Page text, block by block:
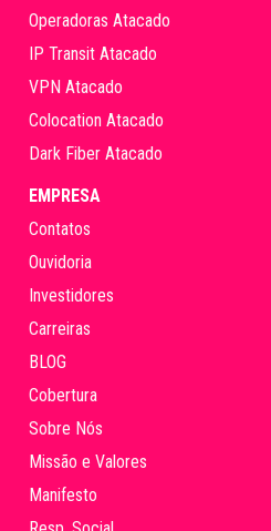
Operadoras Atacado
IP Transit Atacado
VPN Atacado
Colocation Atacado
Dark Fiber Atacado
EMPRESA
Contatos
Ouvidoria
Investidores
Carreiras
BLOG
Cobertura
Sobre Nós
Missão e Valores
Manifesto